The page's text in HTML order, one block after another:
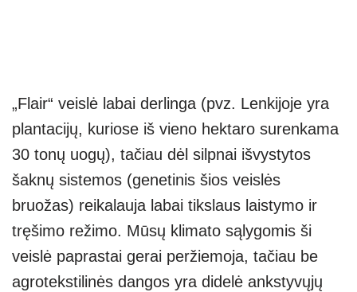
„Flair“ veislė labai derlinga (pvz. Lenkijoje yra
plantacijų, kuriose iš vieno hektaro surenkama
30 tonų uogų), tačiau dėl silpnai išvystytos
šaknų sistemos (genetinis šios veislės
bruožas) reikalauja labai tikslaus laistymo ir
tręšimo režimo. Mūsų klimato sąlygomis ši
veislė paprastai gerai peržiemoja, tačiau be
agrotekstilinės dangos yra didelė ankstyvųjų